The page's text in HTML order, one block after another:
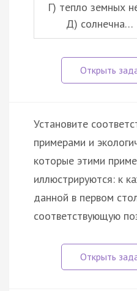
Г) тепло земных
Д) солнечна…
Установите
примерами и
которые этими
иллюстрируются: к
данной в первом
соответствующую